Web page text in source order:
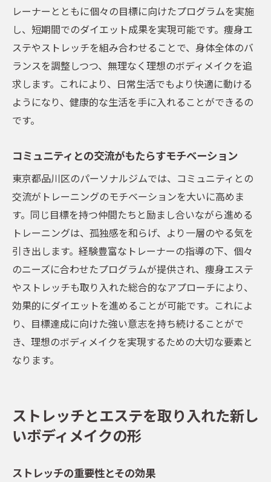
レーナーとともに個々の目標に向けたプログラムを実施
し、短期間でのダイエット成果を実現可能です。痩身エ
ステやストレッチを組み合わせることで、身体全体のバ
ランスを調整しつつ、無理なく理想のボディメイクを追
求します。これにより、日常生活でもより快適に動ける
ようになり、健康的な生活を手に入れることができるの
です。
コミュニティとの交流がもたらすモチベーション
東京都品川区のパーソナルジムでは、コミュニティとの
交流がトレーニングのモチベーションを大いに高めま
す。同じ目標を持つ仲間たちと励まし合いながら進める
トレーニングは、孤独感を和らげ、より一層のやる気を
引き出します。経験豊富なトレーナーの指導の下、個々
のニーズに合わせたプログラムが提供され、痩身エステ
やストレッチも取り入れた総合的なアプローチにより、
効果的にダイエットを進めることが可能です。これによ
り、目標達成に向けた強い意志を持ち続けることがで
き、理想のボディメイクを実現するための大切な要素と
なります。
ストレッチとエステを取り入れた新し
いボディメイクの形
ストレッチの重要性とその効果